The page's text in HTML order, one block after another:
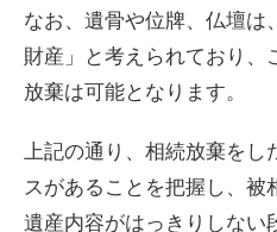
なお、遺骨や位牌、仏壇
財産」と考えられており
放棄は可能となります。
上記の通り、相続放棄をし
スがあることを把握し、
遺産内容がはっきりしない